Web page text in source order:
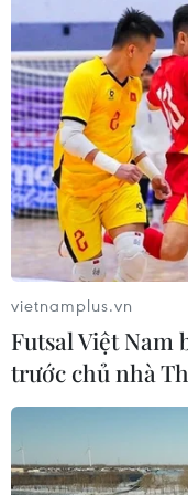
theo đúng chủ
nên có sự công
nguồn điện và
một cách hiệu
ninh năng lượng
nước,” đại diện
vietnamplus.vn
Futsal Việt Nam
trước chủ nhà